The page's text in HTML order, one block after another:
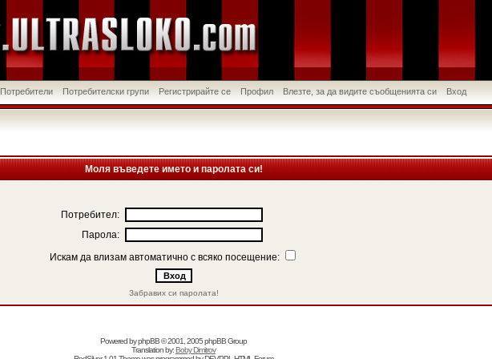
Потребители Потребителски групи Регистрирайте се Профил Влезте, за да видите съобщенията си Вход
Моля въведете името и паролата си!
Потребител:
Парола:
Искам да влизам автоматично с всяко посещение:
Забравих си паролата!
Powered byphpBB© 2001, 2005 phpBB Group
Translation by:Boby Dimitrov